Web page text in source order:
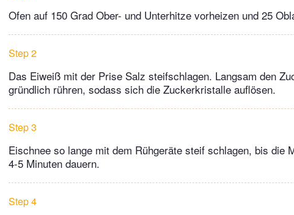
Ofen auf 150 Grad Ober- und Unterhitze vorheizen und 25
Step 2
Das Eiweiß mit der Prise Salz steifschlagen. Langsam den
gründlich rühren, sodass sich die Zuckerkristalle auflösen.
Step 3
Eischnee so lange mit dem Rühgeräte steif schlagen, bis die
4-5 Minuten dauern.
Step 4